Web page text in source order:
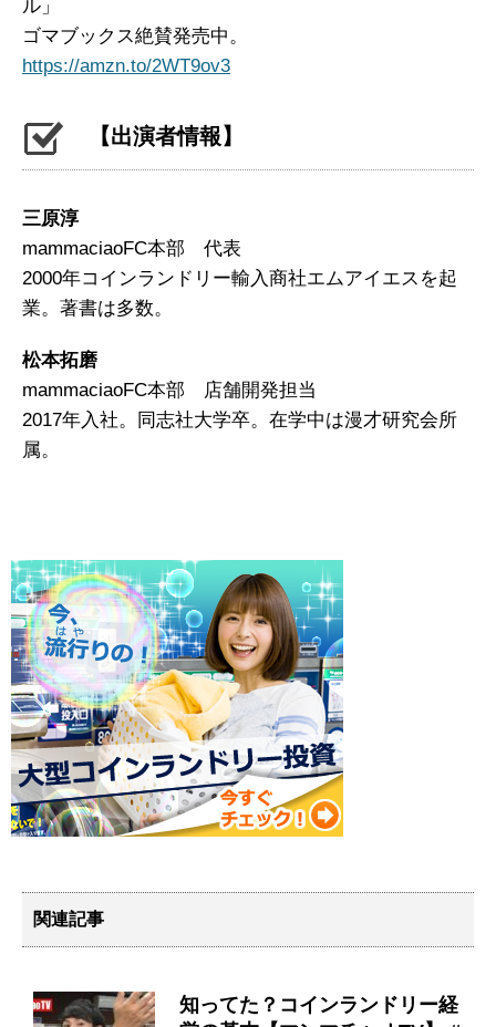
ル」
ゴマブックス絶賛発売中。
https://amzn.to/2WT9ov3
【出演者情報】
三原淳
mammaciaoFC本部 代表
2000年コインランドリー輸入商社エムアイエスを起
業。著書は多数。
松本拓磨
mammaciaoFC本部 店舗開発担当
2017年入社。同志社大学卒。在学中は漫才研究会所
属。
関連記事
知ってた？コインランドリー経